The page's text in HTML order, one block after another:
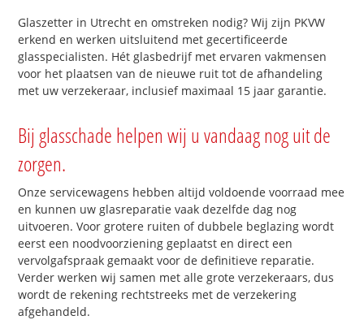
Glaszetter in Utrecht en omstreken nodig? Wij zijn PKVW
erkend en werken uitsluitend met gecertificeerde
glasspecialisten. Hét glasbedrijf met ervaren vakmensen
voor het plaatsen van de nieuwe ruit tot de afhandeling
met uw verzekeraar, inclusief maximaal 15 jaar garantie.
Bij glasschade helpen wij u vandaag nog uit de
zorgen.
Onze servicewagens hebben altijd voldoende voorraad mee
en kunnen uw glasreparatie vaak dezelfde dag nog
uitvoeren. Voor grotere ruiten of dubbele beglazing wordt
eerst een noodvoorziening geplaatst en direct een
vervolgafspraak gemaakt voor de definitieve reparatie.
Verder werken wij samen met alle grote verzekeraars, dus
wordt de rekening rechtstreeks met de verzekering
afgehandeld.